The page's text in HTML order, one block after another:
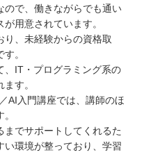
ので、働きながらでも通い
用意されています。
り、未経験からの資格取
。
、IT・プログラミング系の
す。
AI入門講座では、講師のほ
までサポートしてくれるた
い環境が整っており、学習